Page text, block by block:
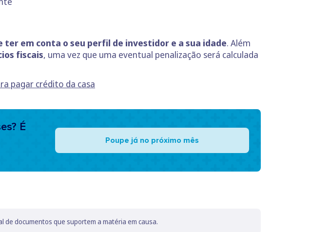
ter em conta o seu perfil de investidor e a sua idade. Além
fiscais, uma vez que uma eventual penalização será calculada
pagar crédito da casa
É
Poupe já no próximo mês
documentos que suportem a matéria em causa.